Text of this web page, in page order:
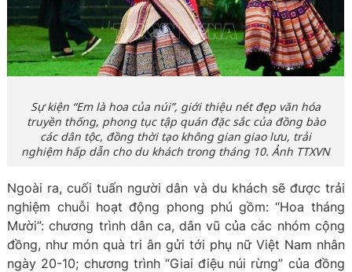
Sự kiện “Em là hoa của núi”, giới thiệu nét đẹp văn hóa
truyền thống, phong tục tập quán đặc sắc của đồng bào
các dân tộc, đồng thời tạo không gian giao lưu, trải
nghiệm hấp dẫn cho du khách trong tháng 10. Ảnh TTXVN
Ngoài ra, cuối tuấn người dân và du khách sẽ được trải
nghiệm chuỗi hoạt động phong phú gồm: “Hoa tháng
Mười”: chương trình dân ca, dân vũ của các nhóm cộng
đồng, như món quà tri ân gửi tới phụ nữ Việt Nam nhân
ngày 20-10; chương trình “Giai điệu núi rừng” của đồng